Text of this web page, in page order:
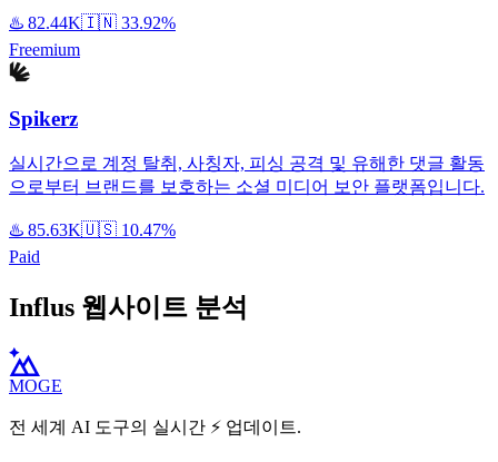
♨️ 82.44K🇮🇳 33.92%
Freemium
Spikerz
실시간으로 계정 탈취, 사칭자, 피싱 공격 및 유해한 댓글 활동
으로부터 브랜드를 보호하는 소셜 미디어 보안 플랫폼입니다.
♨️ 85.63K🇺🇸 10.47%
Paid
Influs 웹사이트 분석
MOGE
전 세계 AI 도구의 실시간 ⚡️ 업데이트.